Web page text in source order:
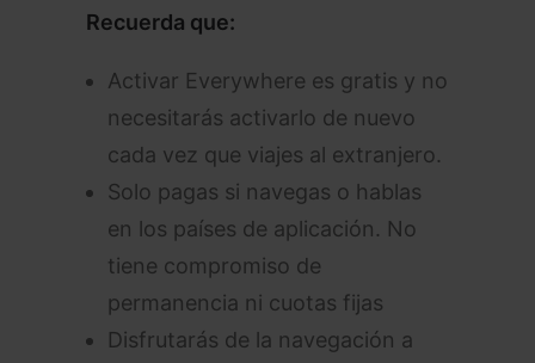
Recuerda que:
Activar Everywhere es gratis y no
necesitarás activarlo de nuevo
cada vez que viajes al extranjero.
Solo pagas si navegas o hablas
en los países de aplicación. No
tiene compromiso de
permanencia ni cuotas fijas
Disfrutarás de la navegación a